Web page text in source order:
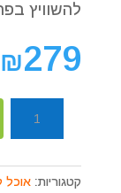
להשוויץ
₪279
חתול
קטגוריות: אוכל